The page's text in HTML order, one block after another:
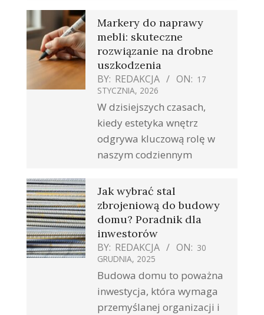
Markery do naprawy
mebli: skuteczne
rozwiązanie na drobne
uszkodzenia
BY: REDAKCJA ON: 17
STYCZNIA, 2026
W dzisiejszych czasach,
kiedy estetyka wnętrz
odgrywa kluczową rolę w
naszym codziennym
Jak wybrać stal
zbrojeniową do budowy
domu? Poradnik dla
inwestorów
BY: REDAKCJA ON: 30
GRUDNIA, 2025
Budowa domu to poważna
inwestycja, która wymaga
przemyślanej organizacji i